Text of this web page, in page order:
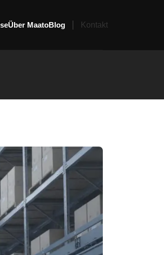
Über MaatoBlog Kontakt